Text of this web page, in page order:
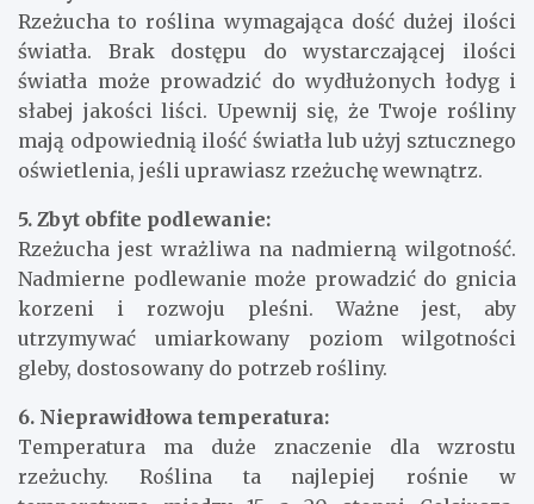
4. Zbyt mała ilość światła:
Rzeżucha to roślina wymagająca dość dużej ilości
światła. Brak dostępu do wystarczającej ilości
światła może prowadzić do wydłużonych łodyg i
słabej jakości liści. Upewnij się, że Twoje rośliny
mają odpowiednią ilość światła lub użyj sztucznego
oświetlenia, jeśli uprawiasz rzeżuchę wewnątrz.
5. Zbyt obfite podlewanie:
Rzeżucha jest wrażliwa na nadmierną wilgotność.
Nadmierne podlewanie może prowadzić do gnicia
korzeni i rozwoju pleśni. Ważne jest, aby
utrzymywać umiarkowany poziom wilgotności
gleby, dostosowany do potrzeb rośliny.
6. Nieprawidłowa temperatura:
Temperatura ma duże znaczenie dla wzrostu